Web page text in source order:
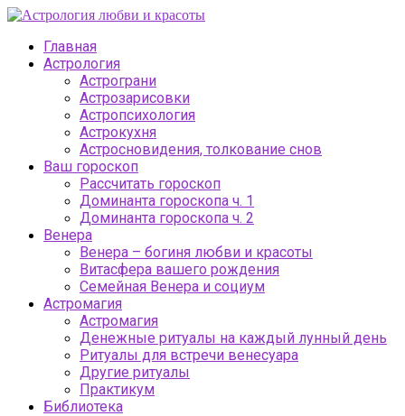
Главная
Астрология
Астрограни
Астрозарисовки
Астропсихология
Астрокухня
Астросновидения, толкование снов
Ваш гороскоп
Рассчитать гороскоп
Доминанта гороскопа ч. 1
Доминанта гороскопа ч. 2
Венера
Венера – богиня любви и красоты
Витасфера вашего рождения
Семейная Венера и социум
Астромагия
Астромагия
Денежные ритуалы на каждый лунный день
Ритуалы для встречи венесуара
Другие ритуалы
Практикум
Библиотека